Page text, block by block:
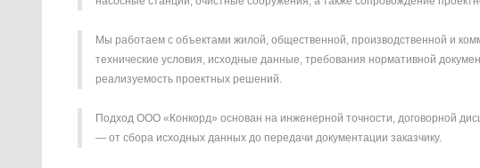
Мы работаем с объектами жилой, общественной, производственной и
технические условия, исходные данные, требования нормативной
реализуемость проектных решений.
Подход ООО «Конкорд» основан на инженерной точности, договорной
— от сбора исходных данных до передачи документации заказчику.